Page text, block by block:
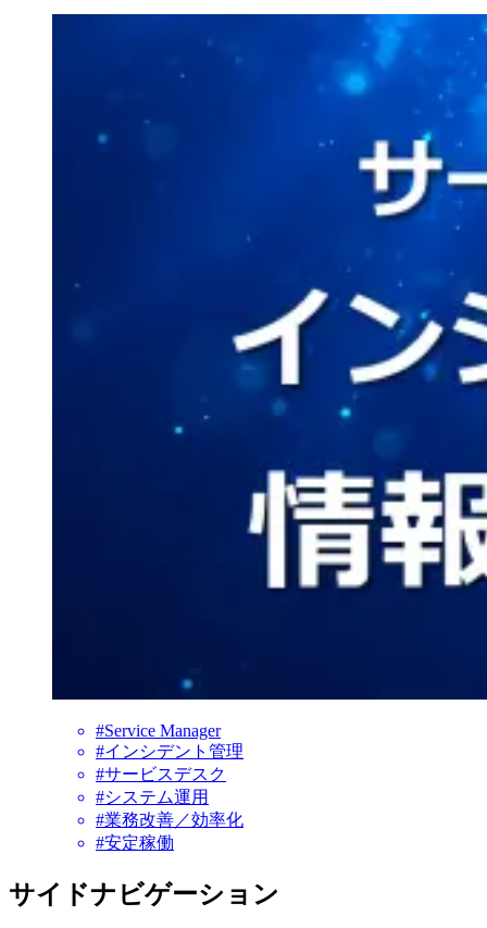
#Service Manager
#インシデント管理
#サービスデスク
#システム運用
#業務改善／効率化
#安定稼働
サイドナビゲーション